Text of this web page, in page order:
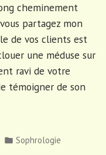
cheminement
partagez mon
de vos clients est
une méduse sur
ravi de votre
témoigner de son
Publié
Sophrologie